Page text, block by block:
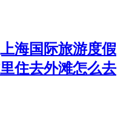
海国际旅游度假
住去外滩怎么去